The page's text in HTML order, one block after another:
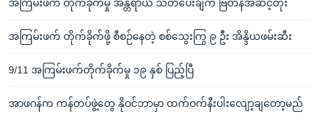
အကြမ်းဖက် တိုက်ခိုက်မှု အန္တရာယ် သတိပေးချက် ဗြိတိန်အဆင့်တိုး
အကြမ်းဖက် တိုက်ခိုက်ဖို့ စီစဉ်နေတဲ့ စစ်သွေးကြွ ၉ ဦး အိန္ဒိယဖမ်းဆီး
9/11 အကြမ်းဖက်တိုက်ခိုက်မှု ၁၉ နှစ် ပြည့်ပြီ
အာဖဂန်က ကန်တပ်ဖွဲ့တွေ နိုဝင်ဘာမှာ ထက်ဝက်နီးပါးလျော့ချတော့မည်